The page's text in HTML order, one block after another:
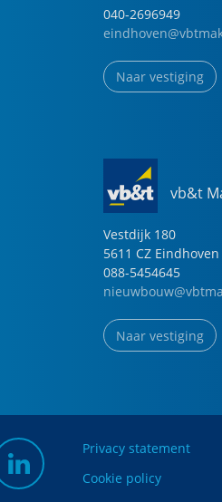
040-2696949
Naar vestiging
vb&t
Vestdijk 180
5611 CZ Eindhoven
088-5454645
Naar vestiging
Privacy statement
Cookie policy